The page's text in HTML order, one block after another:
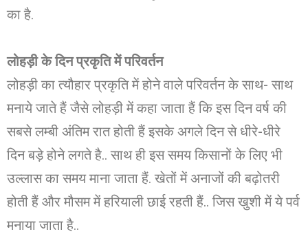
का है.
लोहड़ी के दिन प्रकृति में परिवर्तन
लोहड़ी का त्यौहार प्रकृति में होने वाले परिवर्तन के साथ- साथ
मनाये जाते हैं जैसे लोहड़ी में कहा जाता हैं कि इस दिन वर्ष की
सबसे लम्बी अंतिम रात होती हैं इसके अगले दिन से धीरे-धीरे
दिन बड़े होने लगते है.. साथ ही इस समय किसानों के लिए भी
उल्लास का समय माना जाता हैं. खेतों में अनाजों की बढ़ोतरी
होती हैं और मौसम में हरियाली छाई रहती हैं.. जिस खुशी में ये पर्व
मनाया जाता है..